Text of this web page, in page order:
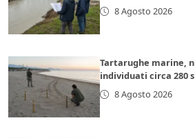
8 Agosto 2026
Tartarughe marine,
individuati circa 280
8 Agosto 2026